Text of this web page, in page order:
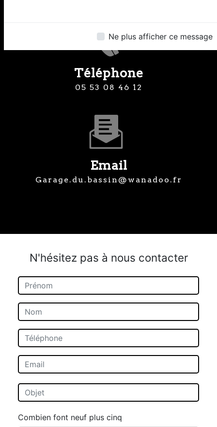
Ne plus afficher ce message
Téléphone
05 53 08 46 12
Email
garage.du.bassin@wanadoo.fr
N'hésitez pas à nous contacter
Combien font neuf plus cinq